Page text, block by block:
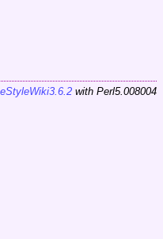
with Perl5.008004